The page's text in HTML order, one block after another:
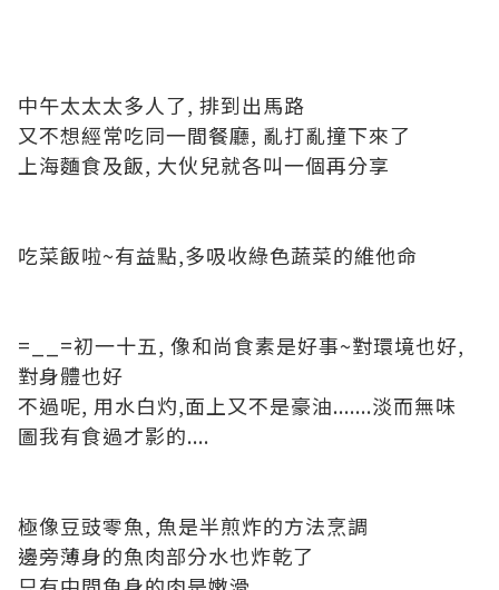
中午太太太多人了, 排到出馬路
又不想經常吃同一間餐廳, 亂打亂撞下來了
上海麵食及飯, 大伙兒就各叫一個再分享
吃菜飯啦~有益點,多吸收綠色蔬菜的維他命
=__=初一十五, 像和尚食素是好事~對環境也好,
對身體也好
不過呢, 用水白灼,面上又不是豪油.......淡而無味
圖我有食過才影的....
極像豆豉零魚, 魚是半煎炸的方法烹調
邊旁薄身的魚肉部分水也炸乾了